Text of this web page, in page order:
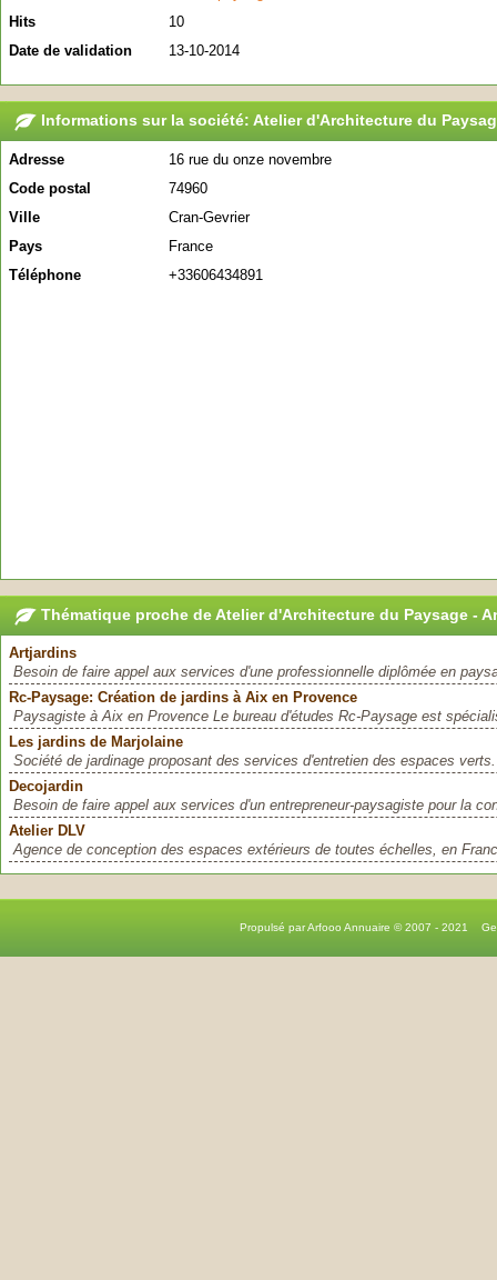
Hits
10
Date de validation
13-10-2014
Informations sur la société: Atelier d'Architecture du
Adresse
16 rue du onze novembre
Code postal
74960
Ville
Cran-Gevrier
Pays
France
Téléphone
+33606434891
Thématique proche de Atelier d'Architecture du Paysage -
Artjardins
Besoin de faire appel aux services d'une professionnelle diplômée en
Rc-Paysage: Création de jardins à Aix en Provence
Paysagiste à Aix en Provence Le bureau d'études Rc-Paysage est
Les jardins de Marjolaine
Société de jardinage proposant des services d'entretien des espaces
Decojardin
Besoin de faire appel aux services d'un entrepreneur-paysagiste pour la
Atelier DLV
Agence de conception des espaces extérieurs de toutes échelles, en
Propulsé par Arfooo Annuaire © 2007 - 2021